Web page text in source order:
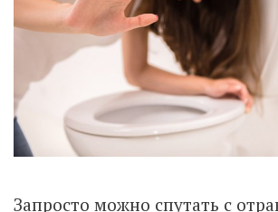
Запросто можно спутать с